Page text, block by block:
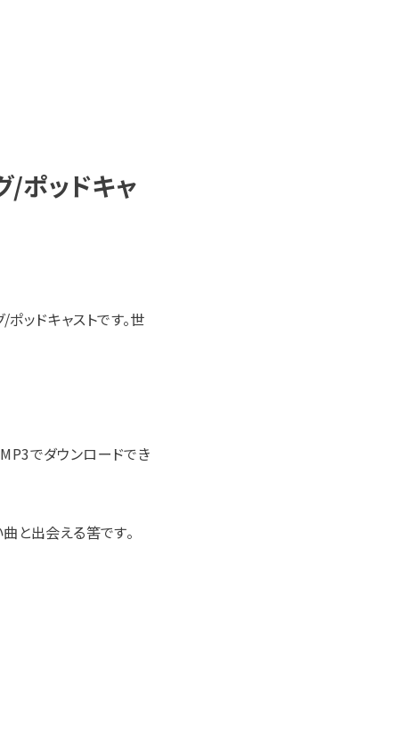
/ポッドキャ
ッドキャストです。世
でダウンロードでき
と出会える筈です。